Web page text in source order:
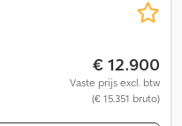
€ 12.900
Vaste prijs excl. btw
(€ 15.351 bruto)